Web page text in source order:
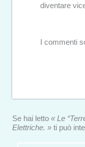
diventare
I commenti
Se hai letto « Le
Elettriche. » ti può